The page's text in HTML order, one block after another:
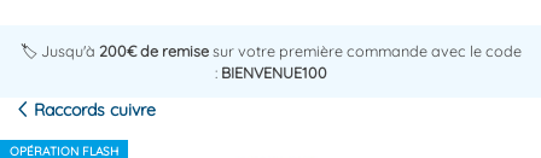
🏷️ Jusqu'à 200€ de remisesur votre première commande avec le code
: BIENVENUE100
Raccords cuivre
OPÉRATION FLASH